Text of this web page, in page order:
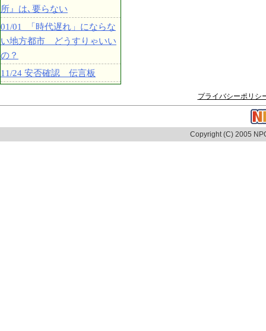
所』は､要らない
01/01 「時代遅れ」にならな
い地方都市 どうすりゃいい
の？
11/24 安否確認 伝言板
プライバシーポリシ
Copyright (C) 2005